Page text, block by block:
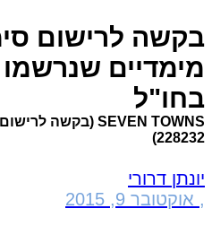
בקשה לרישום
מימדיים שנרשמו
בחו"ל
228232)
יונתן דרורי
, אוקטובר 9, 2015